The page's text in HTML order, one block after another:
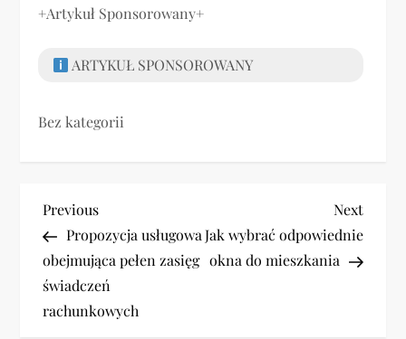
+Artykuł Sponsorowany+
ARTYKUŁ SPONSOROWANY
Bez kategorii
N
a
w
Previous
Post
Previous
Propozycja usługowa
obejmująca pełen zasięg
świadczeń
rachunkowych
Next
Post
Next
Jak wybrać odpowiednie
okna do mieszkania